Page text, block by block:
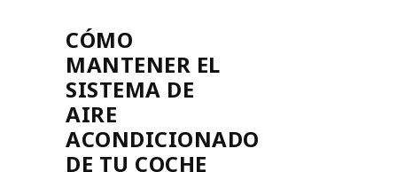
CÓMO
MANTENER EL
SISTEMA DE
AIRE
ACONDICIONADO
DE TU COCHE